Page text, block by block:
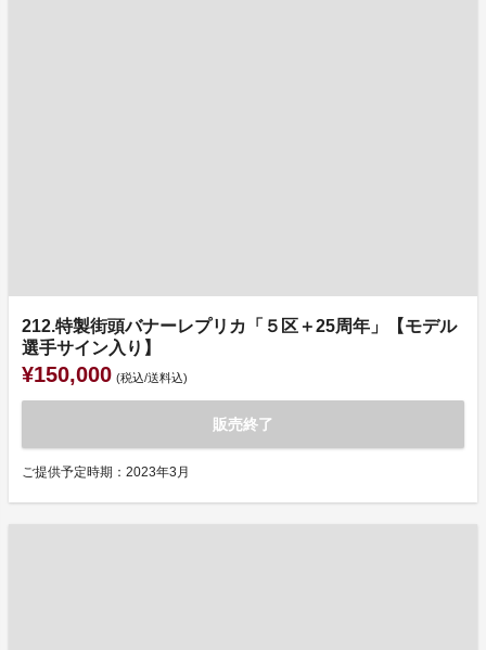
212.特製街頭バナーレプリカ「５区＋25周年」【モデル
選手サイン入り】
¥150,000 (税込/送料込)
販売終了
ご提供予定時期：2023年3月